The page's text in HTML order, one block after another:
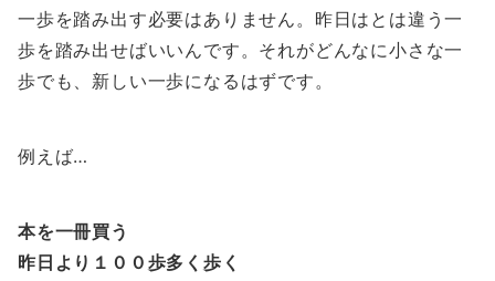
一歩を踏み出す必要はありません。昨日はとは違う一
歩を踏み出せばいいんです。それがどんなに小さな一
歩でも、新しい一歩になるはずです。
例えば…
本を一冊買う
昨日より１００歩多く歩く